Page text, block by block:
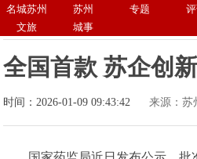
名城苏州 苏州 专题
文旅
城事
全国首款 苏企创
时间：2026-01-09 09:43:42 来源：苏